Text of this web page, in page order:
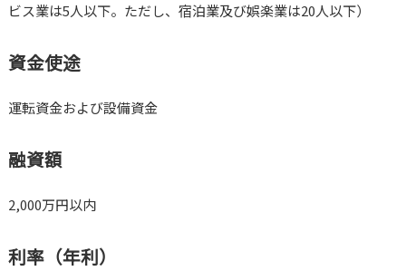
ビス業は5人以下。ただし、宿泊業及び娯楽業は20人以下）
資金使途
運転資金および設備資金
融資額
2,000万円以内
利率（年利）